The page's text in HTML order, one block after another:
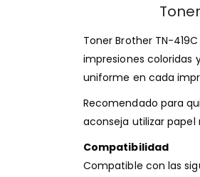
Toner Brother TN-
impresiones coloridas
uniforme en cada
Recomendado para
aconseja utilizar
Compatibilidad
Compatible con las